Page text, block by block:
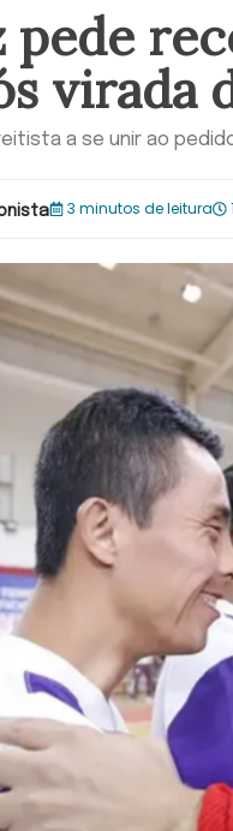
pede
a se unir ao
3 minutos de leitura